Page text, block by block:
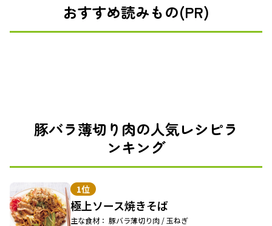
おすすめ読みもの(PR)
豚バラ薄切り肉の人気レシピラ
ンキング
1位
極上ソース焼きそば
主な食材： 豚バラ薄切り肉 / 玉ねぎ